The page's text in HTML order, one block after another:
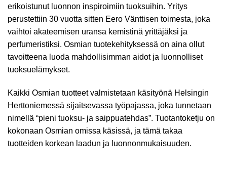
erikoistunut luonnon inspiroimiin tuoksuihin. Yritys
perustettiin 30 vuotta sitten Eero Vänttisen toimesta, joka
vaihtoi akateemisen uransa kemistinä yrittäjäksi ja
perfumeristiksi. Osmian tuotekehityksessä on aina ollut
tavoitteena luoda mahdollisimman aidot ja luonnolliset
tuoksuelämykset.
Kaikki Osmian tuotteet valmistetaan käsityönä Helsingin
Herttoniemessä sijaitsevassa työpajassa, joka tunnetaan
nimellä “pieni tuoksu- ja saippuatehdas”. Tuotantoketju on
kokonaan Osmian omissa käsissä, ja tämä takaa
tuotteiden korkean laadun ja luonnonmukaisuuden.